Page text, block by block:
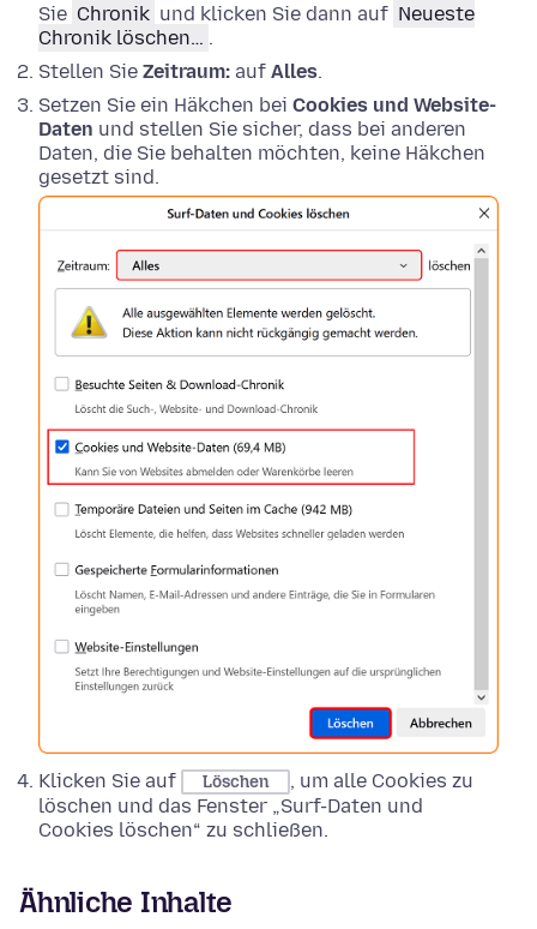
Sie Chronik und klicken Sie dann auf Neueste
Chronik löschen… .
Stellen Sie Zeitraum: auf Alles.
Setzen Sie ein Häkchen bei Cookies und Website-
Daten und stellen Sie sicher, dass bei anderen
Daten, die Sie behalten möchten, keine Häkchen
gesetzt sind.
Klicken Sie auf Löschen
, um alle Cookies zu
löschen und das Fenster „Surf-Daten und
Cookies löschen“ zu schließen.
Ähnliche Inhalte